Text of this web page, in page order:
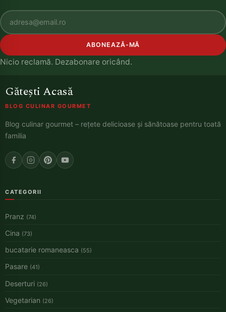
ABONEAZĂ-MĂ
Nicio reclamă. Dezabonare oricând.
Gătești Acasă
BLOG CULINAR GOURMET
Blog culinar gourmet – rețete delicioase și sănătoase pentru toată
familia
CATEGORII
Pranz (74)
Cina (73)
bucatarie romaneasca (55)
Pasare (41)
Deserturi (26)
Vegetarian (26)